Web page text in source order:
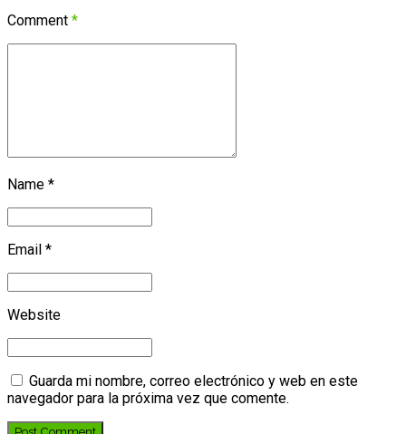
Comment *
Name *
Email *
Website
Guarda mi nombre, correo electrónico y web en este
navegador para la próxima vez que comente.